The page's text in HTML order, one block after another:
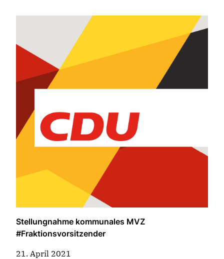
Stellungnahme kommunales MVZ
#Fraktionsvorsitzender
21. April 2021